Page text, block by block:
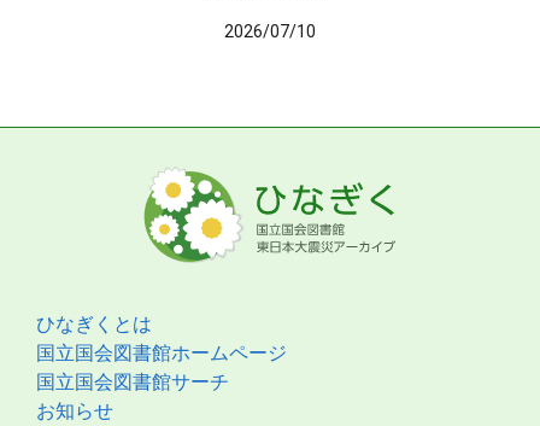
2026/07/10
ひなぎくとは
国立国会図書館ホームページ
国立国会図書館サーチ
お知らせ